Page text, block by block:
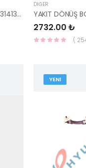
YAKIT ENJEKTÖR BORUSU 3 STAREX 31413-42001-HMC
DIĞER
2732.00 ₺
(
YENI